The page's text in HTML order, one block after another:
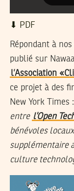
⬇︎ PDF
Répondant à
publié sur
l’Association
ce projet à des
New York Times
entre l’Open
bénévoles
supplémentaire
culture